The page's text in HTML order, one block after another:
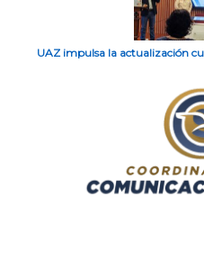
UAZ impulsa la actualización